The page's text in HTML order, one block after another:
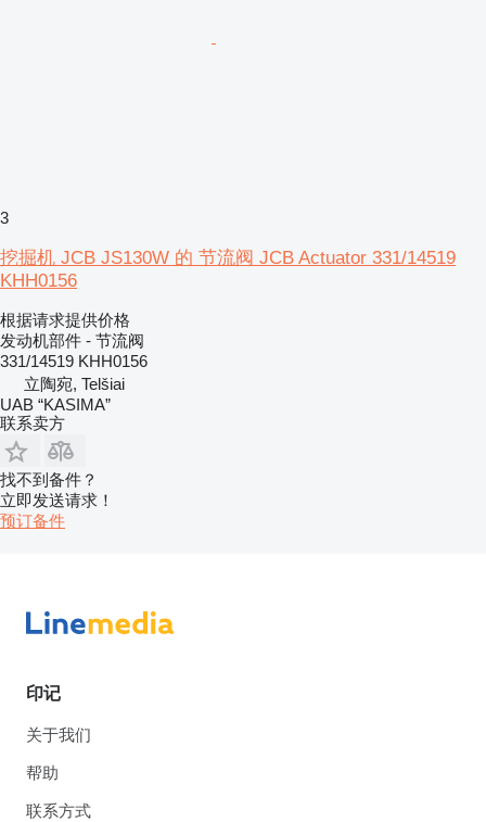
3
挖掘机 JCB JS130W 的 节流阀 JCB Actuator 331/14519
KHH0156
根据请求提供价格
发动机部件 - 节流阀
331/14519 KHH0156
立陶宛, Telšiai
UAB “KASIMA”
联系卖方
找不到备件？
立即发送请求！
预订备件
印记
关于我们
帮助
联系方式